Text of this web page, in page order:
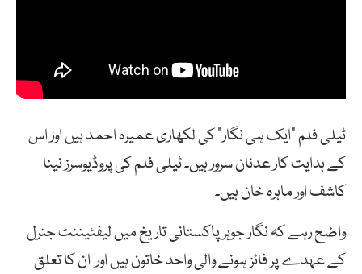
ٹیلی فلم “ایک ہی نگار” کی لکھاری عمیرہ احمد ہیں اور اس
کے ہدایت کار عدنان سرور ہیں۔ ٹیلی فلم کی پروڈیوسرز نینا
کاشف اور ماہرہ خان ہیں۔
واضح رہے کہ نگار جوہر پاکستانی تاریخ میں لیفٹیننٹ جنرل
کے عہدے پر فائز ہونے والی واحد خاتون ہیں اور ان کا تعلق